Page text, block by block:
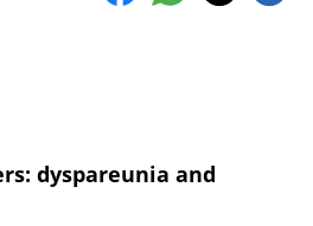
dyspareunia and